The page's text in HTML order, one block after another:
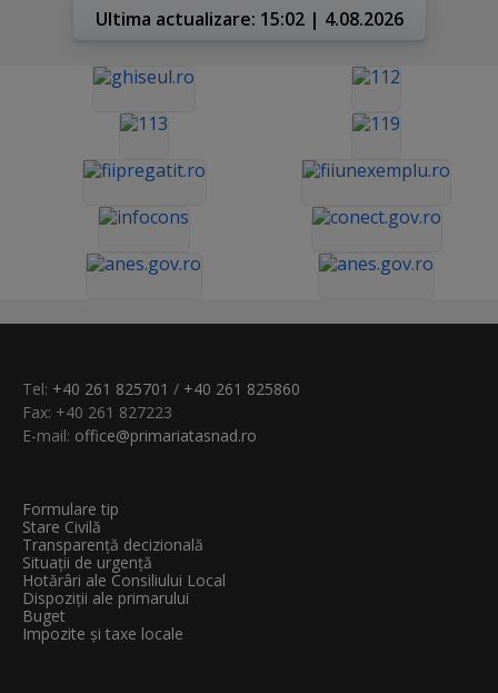
Ultima actualizare: 15:02 | 4.08.2026
Tel: +40 261 825701 / +40 261 825860
Fax: +40 261 827223
E-mail: office@primariatasnad.ro
Formulare tip
Stare Civilă
Transparenţă decizională
Situații de urgență
Hotărâri ale Consiliului Local
Dispoziții ale primarului
Buget
Impozite și taxe locale